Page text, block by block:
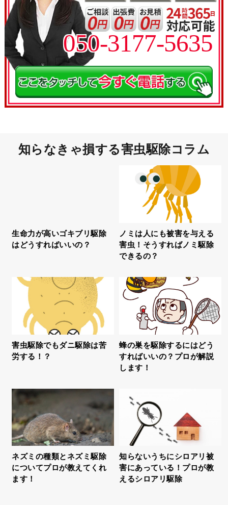
050-3177-5635
知らなきゃ損する害虫駆除コラム
生命力が高いゴキブリ駆除
はどうすればいいの？
ノミは人にも被害を与える
害虫！そうすればノミ駆除
できるの？
害虫駆除でもダニ駆除は苦
労する！？
蜂の巣を駆除するにはどう
すればいいの？プロが解説
します！
ネズミの種類とネズミ駆除
についてプロが教えてくれ
ます！
知らないうちにシロアリ被
害にあっている！プロが教
えるシロアリ駆除